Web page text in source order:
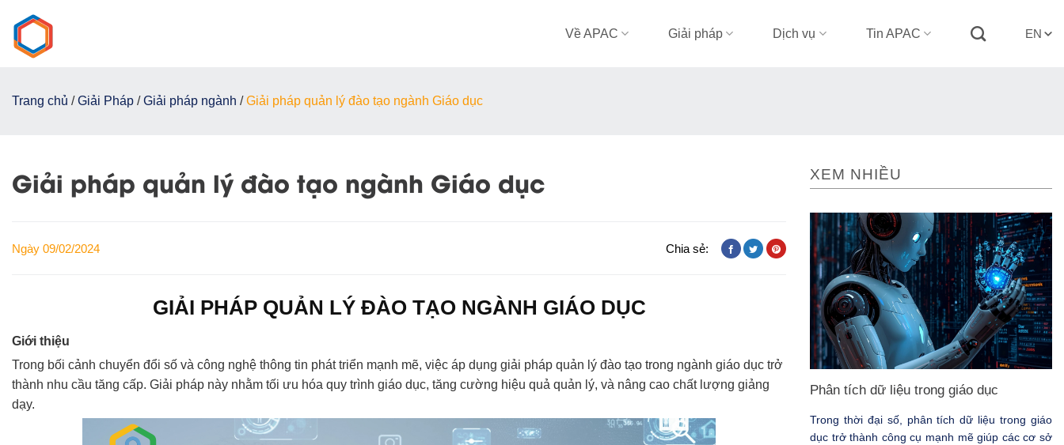
đến
nội
Về APAC Giải pháp Dịch vụ Tin APAC EN
Trang chủ /Giải Pháp /Giải pháp ngành /Giải pháp quản lý đào tạo ngành Giáo dục
Giải pháp quản lý đào tạo ngành Giáo dục
Ngày 09/02/2024 Chia sẻ:
GIẢI PHÁP QUẢN LÝ ĐÀO TẠO NGÀNH GIÁO DỤC
Giới thiệu
Trong bối cảnh chuyển đổi số và công nghệ thông tin phát triển mạnh mẽ, việc áp dụng giải pháp quản lý đào tạo trong ngành giáo dục trở
thành nhu cầu tăng cấp. Giải pháp này nhằm tối ưu hóa quy trình giáo dục, tăng cường hiệu quả quản lý, và nâng cao chất lượng giảng
dạy.
XEM NHIỀU
Phân tích dữ liệu trong giáo dục
Trong thời đại số, phân tích dữ liệu trong giáo
dục trở thành công cụ mạnh mẽ giúp các cơ sở